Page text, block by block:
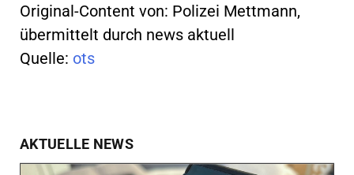
Original-Content von: Polizei Mettmann,
übermittelt durch news aktuell
Quelle: ots
AKTUELLE NEWS